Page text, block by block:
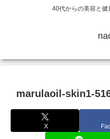
40代からの美容と健
marulaoil-skin1-
X